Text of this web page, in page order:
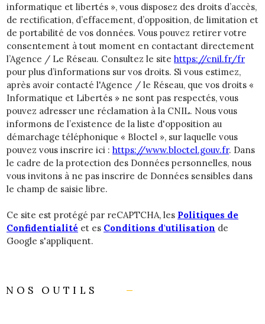
informatique et libertés », vous disposez des droits d’accès,
de rectification, d’effacement, d’opposition, de limitation et
de portabilité de vos données. Vous pouvez retirer votre
consentement à tout moment en contactant directement
l’Agence / Le Réseau. Consultez le site https://cnil.fr/fr
pour plus d’informations sur vos droits. Si vous estimez,
après avoir contacté l'Agence / le Réseau, que vos droits «
Informatique et Libertés » ne sont pas respectés, vous
pouvez adresser une réclamation à la CNIL. Nous vous
informons de l’existence de la liste d'opposition au
démarchage téléphonique « Bloctel », sur laquelle vous
pouvez vous inscrire ici : https://www.bloctel.gouv.fr. Dans
le cadre de la protection des Données personnelles, nous
vous invitons à ne pas inscrire de Données sensibles dans
le champ de saisie libre.
Ce site est protégé par reCAPTCHA, les Politiques de
Confidentialité et es Conditions d'utilisation de
Google s'appliquent.
NOS OUTILS